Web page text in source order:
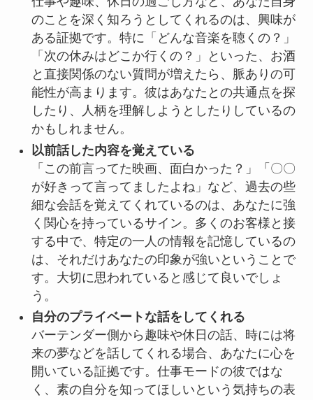
のことを深く知ろうとしてくれるのは、興味が
ある証拠です。特に「どんな音楽を聴くの？」
「次の休みはどこか行くの？」といった、お酒
と直接関係のない質問が増えたら、脈ありの可
能性が高まります。彼はあなたとの共通点を探
したり、人柄を理解しようとしたりしているの
かもしれません。
以前話した内容を覚えている
「この前言ってた映画、面白かった？」「〇〇
が好きって言ってましたよね」など、過去の些
細な会話を覚えてくれているのは、あなたに強
く関心を持っているサイン。多くのお客様と接
する中で、特定の一人の情報を記憶しているの
は、それだけあなたの印象が強いということで
す。大切に思われていると感じて良いでしょ
う。
自分のプライベートな話をしてくれる
バーテンダー側から趣味や休日の話、時には将
来の夢などを話してくれる場合、あなたに心を
開いている証拠です。仕事モードの彼ではな
く、素の自分を知ってほしいという気持ちの表